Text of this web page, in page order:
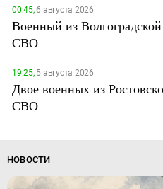
00:45,6 августа 2026
Военный из
СВО
19:25,5 августа 2026
Двое военных из
СВО
НОВОСТИ